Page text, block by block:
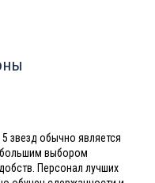
звезд обычно является
выбором
Персонал лучших